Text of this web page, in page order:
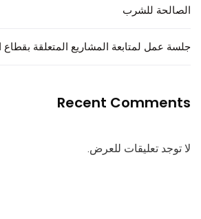
الصالحة للشرب
جلسة عمل لمتابعة المشاريع المتعلقة بقطاع
Recent Comments
لا توجد تعليقات للعرض.